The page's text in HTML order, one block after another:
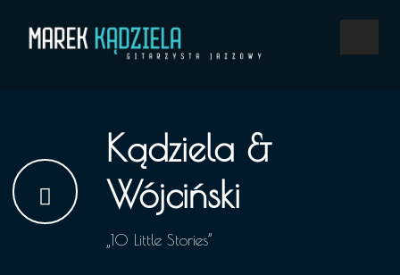
Kądziela &
Wójciński
„10 Little Stories”